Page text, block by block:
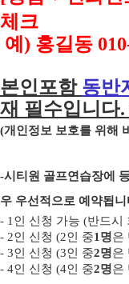
체크
예 ) 홍길동
본인포함 동반
재 필수입니다
(개인정보 보호를 위해
-시티원 골프연습장에
우 우선적으로 예약됩니
- 1 인 신청 가능 (반드시
- 2인 신청 (2인 중1 명은
- 3인 신청 (3인 중2명은
- 4인 신청 (4인 중2명은